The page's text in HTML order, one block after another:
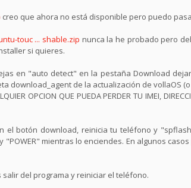
creo que ahora no está disponible pero puedo
touc ... shable.zip nunca la he probado pero
si quieres.
en "auto detect" en la pestaña Download
download_agent de la actualización de vollaOS
OPCION QUE PUEDA PERDER TU IMEI,
botón download, reinicia tu teléfono y
mientras lo enciendes. En algunos
del programa y reiniciar el teléfono.